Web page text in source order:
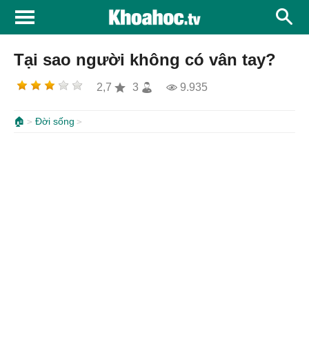
Tại sao người không có vân tay?
2,7 3 9.935
🏠 Đời sống